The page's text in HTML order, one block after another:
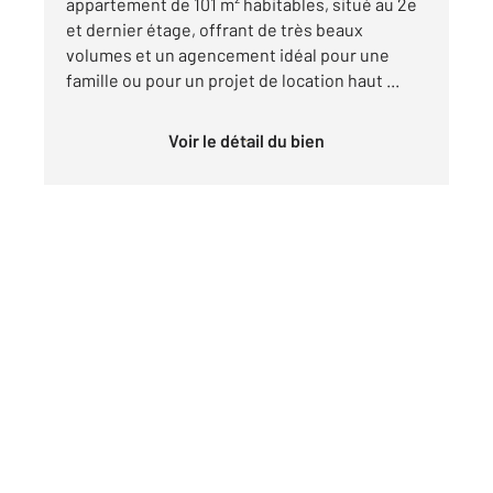
et dernier étage, offrant de très beaux
volumes et un agencement idéal pour une
famille ou pour un projet de location haut ...
Voir le détail du bien